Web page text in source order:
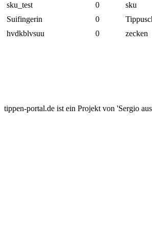
sku_test
0
sku
Suifingerin
0
hvdkblvsuu
0 zecken
tippen-portal.de ist ein Projekt von 'Sergio